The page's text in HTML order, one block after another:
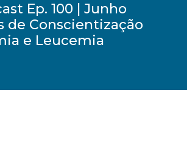
Ep. 100 | Junho
de Conscientização
e Leucemia